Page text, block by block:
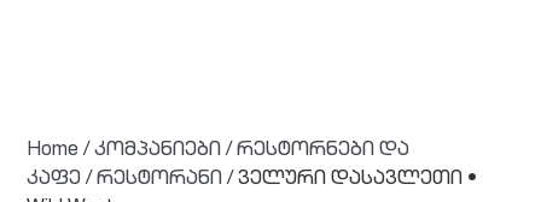
Home /კომპანიები /რესტორნები და
კაფე /რესტორანი / ველური დასავლეთი •